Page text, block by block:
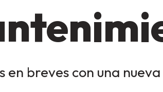
en breves con una